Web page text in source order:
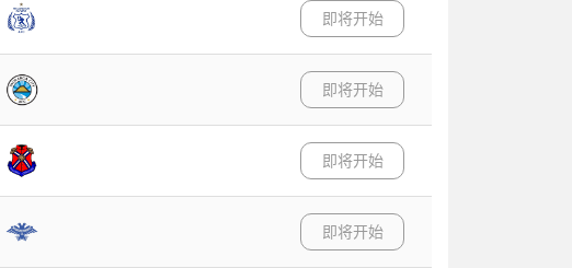
即将开始
即将开始
即将开始
即将开始